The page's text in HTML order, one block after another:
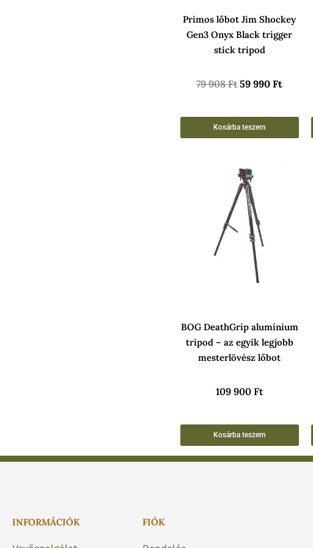
Primos lőbot Jim Shockey
Gen3 Onyx Black trigger
stick tripod
79 908Ft 59 990Ft
Kosárba teszem
BOG DeathGrip alumínium
tripod – az egyik legjobb
mesterlövész lőbot
109 900Ft
Kosárba teszem
INFORMÁCIÓK FIÓK